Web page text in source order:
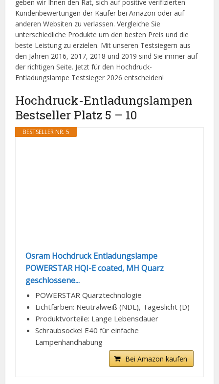
geben wir Ihnen den Rat, sich auf positive verifizierten
Kundenbewertungen der Käufer bei Amazon oder auf
anderen Websiten zu verlassen. Vergleiche Sie
unterschiedliche Produkte um den besten Preis und die
beste Leistung zu erzielen. Mit unseren Testsiegern aus
den Jahren 2016, 2017, 2018 und 2019 sind Sie immer auf
der richtigen Seite. Jetzt für den Hochdruck-
Entladungslampe Testsieger 2026 entscheiden!
Hochdruck-Entladungslampen
Bestseller Platz 5 – 10
BESTSELLER NR. 5
Osram Hochdruck Entladungslampe
POWERSTAR HQI-E coated, MH Quarz
geschlossene...
POWERSTAR Quarztechnologie
Lichtfarben: Neutralweiß (NDL), Tageslicht (D)
Produktvorteile: Lange Lebensdauer
Schraubsockel E40 für einfache
Lampenhandhabung
Bei Amazon kaufen